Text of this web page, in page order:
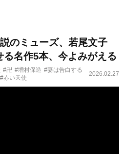
のミューズ、若尾文子
名作5本、今よみがえる
#卍 #増村保造 #妻は告白する
#赤い天使
2026.02.27